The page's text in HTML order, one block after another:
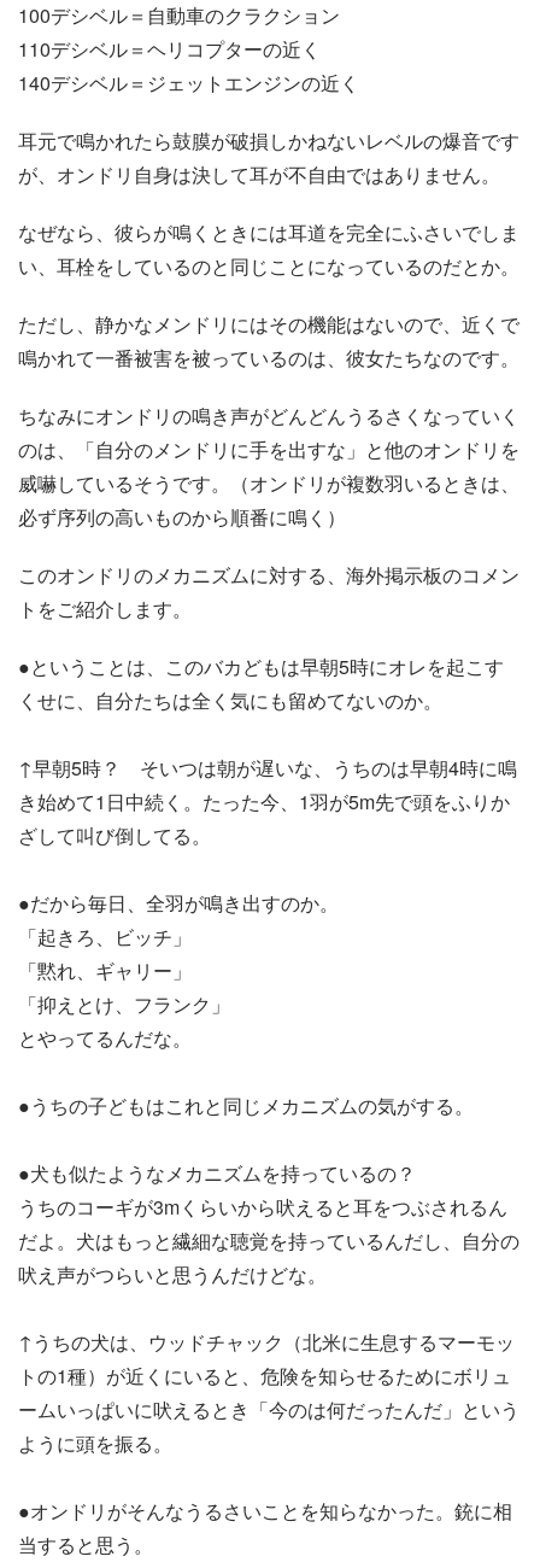
100デシベル＝自動車のクラクション
110デシベル＝ヘリコプターの近く
140デシベル＝ジェットエンジンの近く
耳元で鳴かれたら鼓膜が破損しかねないレベルの爆音です
が、オンドリ自身は決して耳が不自由ではありません。
なぜなら、彼らが鳴くときには耳道を完全にふさいでしま
い、耳栓をしているのと同じことになっているのだとか。
ただし、静かなメンドリにはその機能はないので、近くで
鳴かれて一番被害を被っているのは、彼女たちなのです。
ちなみにオンドリの鳴き声がどんどんうるさくなっていく
のは、「自分のメンドリに手を出すな」と他のオンドリを
威嚇しているそうです。（オンドリが複数羽いるときは、
必ず序列の高いものから順番に鳴く）
このオンドリのメカニズムに対する、海外掲示板のコメン
トをご紹介します。
●ということは、このバカどもは早朝5時にオレを起こす
くせに、自分たちは全く気にも留めてないのか。
↑早朝5時？ そいつは朝が遅いな、うちのは早朝4時に鳴
き始めて1日中続く。たった今、1羽が5m先で頭をふりか
ざして叫び倒してる。
●だから毎日、全羽が鳴き出すのか。
「起きろ、ビッチ」
「黙れ、ギャリー」
「抑えとけ、フランク」
とやってるんだな。
●うちの子どもはこれと同じメカニズムの気がする。
●犬も似たようなメカニズムを持っているの？
うちのコーギが3mくらいから吠えると耳をつぶされるん
だよ。犬はもっと繊細な聴覚を持っているんだし、自分の
吠え声がつらいと思うんだけどな。
↑うちの犬は、ウッドチャック（北米に生息するマーモッ
トの1種）が近くにいると、危険を知らせるためにボリュ
ームいっぱいに吠えるとき「今のは何だったんだ」という
ように頭を振る。
●オンドリがそんなうるさいことを知らなかった。銃に相
当すると思う。